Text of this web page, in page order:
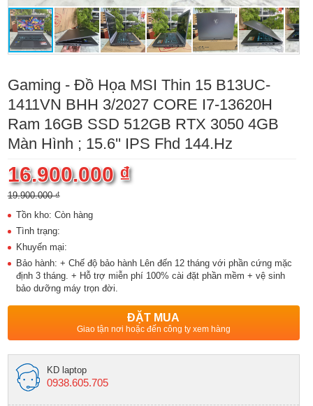
Gaming - Đồ Họa MSI Thin 15 B13UC-
1411VN BHH 3/2027 CORE I7-13620H
Ram 16GB SSD 512GB RTX 3050 4GB
Màn Hình ; 15.6'' IPS Fhd 144.Hz
16.900.000 ₫
19.900.000 ₫
Tồn kho: Còn hàng
Tình trạng:
Khuyến mại:
Bảo hành: + Chế độ bảo hành Lên đến 12 tháng với phần cứng mặc
định 3 tháng. + Hỗ trợ miễn phí 100% cài đặt phần mềm + vệ sinh
bảo dưỡng máy trọn đời.
ĐẶT MUA
Giao tận nơi hoặc đến công ty xem hàng
KD laptop
0938.605.705